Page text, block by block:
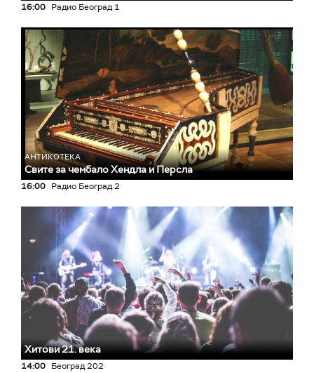
16:00 Радио Београд 1
АНТИКОТЕКА
Свите за чембало Хендла и Персла
16:00 Радио Београд 2
Хитови 21. века
14:00 Београд 202